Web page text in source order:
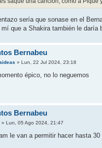
sería que sonase en el
que a Shakira también le daría
Bernabeu
» Lun, 22 Jul 2024, 23:18
épico, no lo neguemos
Bernabeu
» Lun, 05 Ago 2024, 21:47
le van a permitir hacer hasta